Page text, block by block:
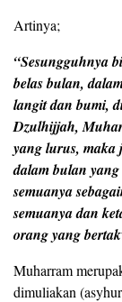
Artinya;
“Sesungguhnya
belas bulan,
langit dan bumi,
Dzulhijjah,
yang lurus, maka
dalam bulan
semuanya
semuanya dan
orang yang
Muharram
dimuliakan